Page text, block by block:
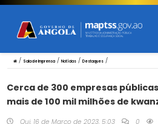
/ Sala de Imprensa/ Notícias/ Destaques/
Cerca de 300 empresas
mais de 100 mil milhões de
Qui, 16 de Março de 2023, 5:03 0